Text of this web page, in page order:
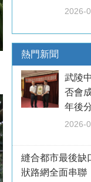
2026-
熱門新聞
武陵
否會
年後
2026-
縫合都市最後
狀路網全面串聯